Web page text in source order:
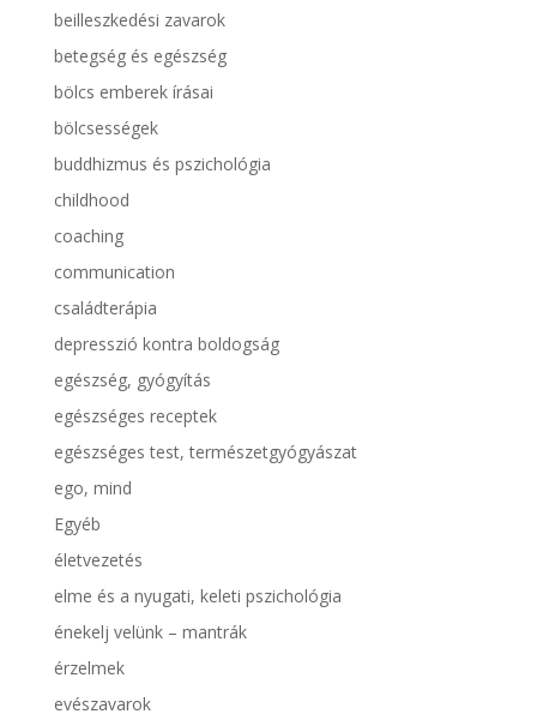
beilleszkedési zavarok
betegség és egészség
bölcs emberek írásai
bölcsességek
buddhizmus és pszichológia
childhood
coaching
communication
családterápia
depresszió kontra boldogság
egészség, gyógyítás
egészséges receptek
egészséges test, természetgyógyászat
ego, mind
Egyéb
életvezetés
elme és a nyugati, keleti pszichológia
énekelj velünk – mantrák
érzelmek
evészavarok